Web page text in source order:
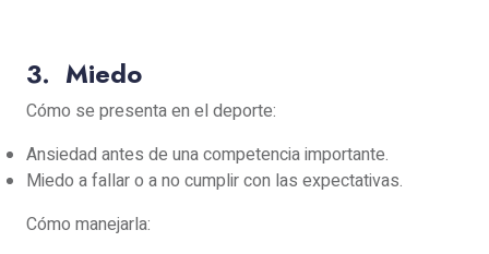
3. Miedo
Cómo se presenta en el deporte:
Ansiedad antes de una competencia importante.
Miedo a fallar o a no cumplir con las expectativas.
Cómo manejarla: